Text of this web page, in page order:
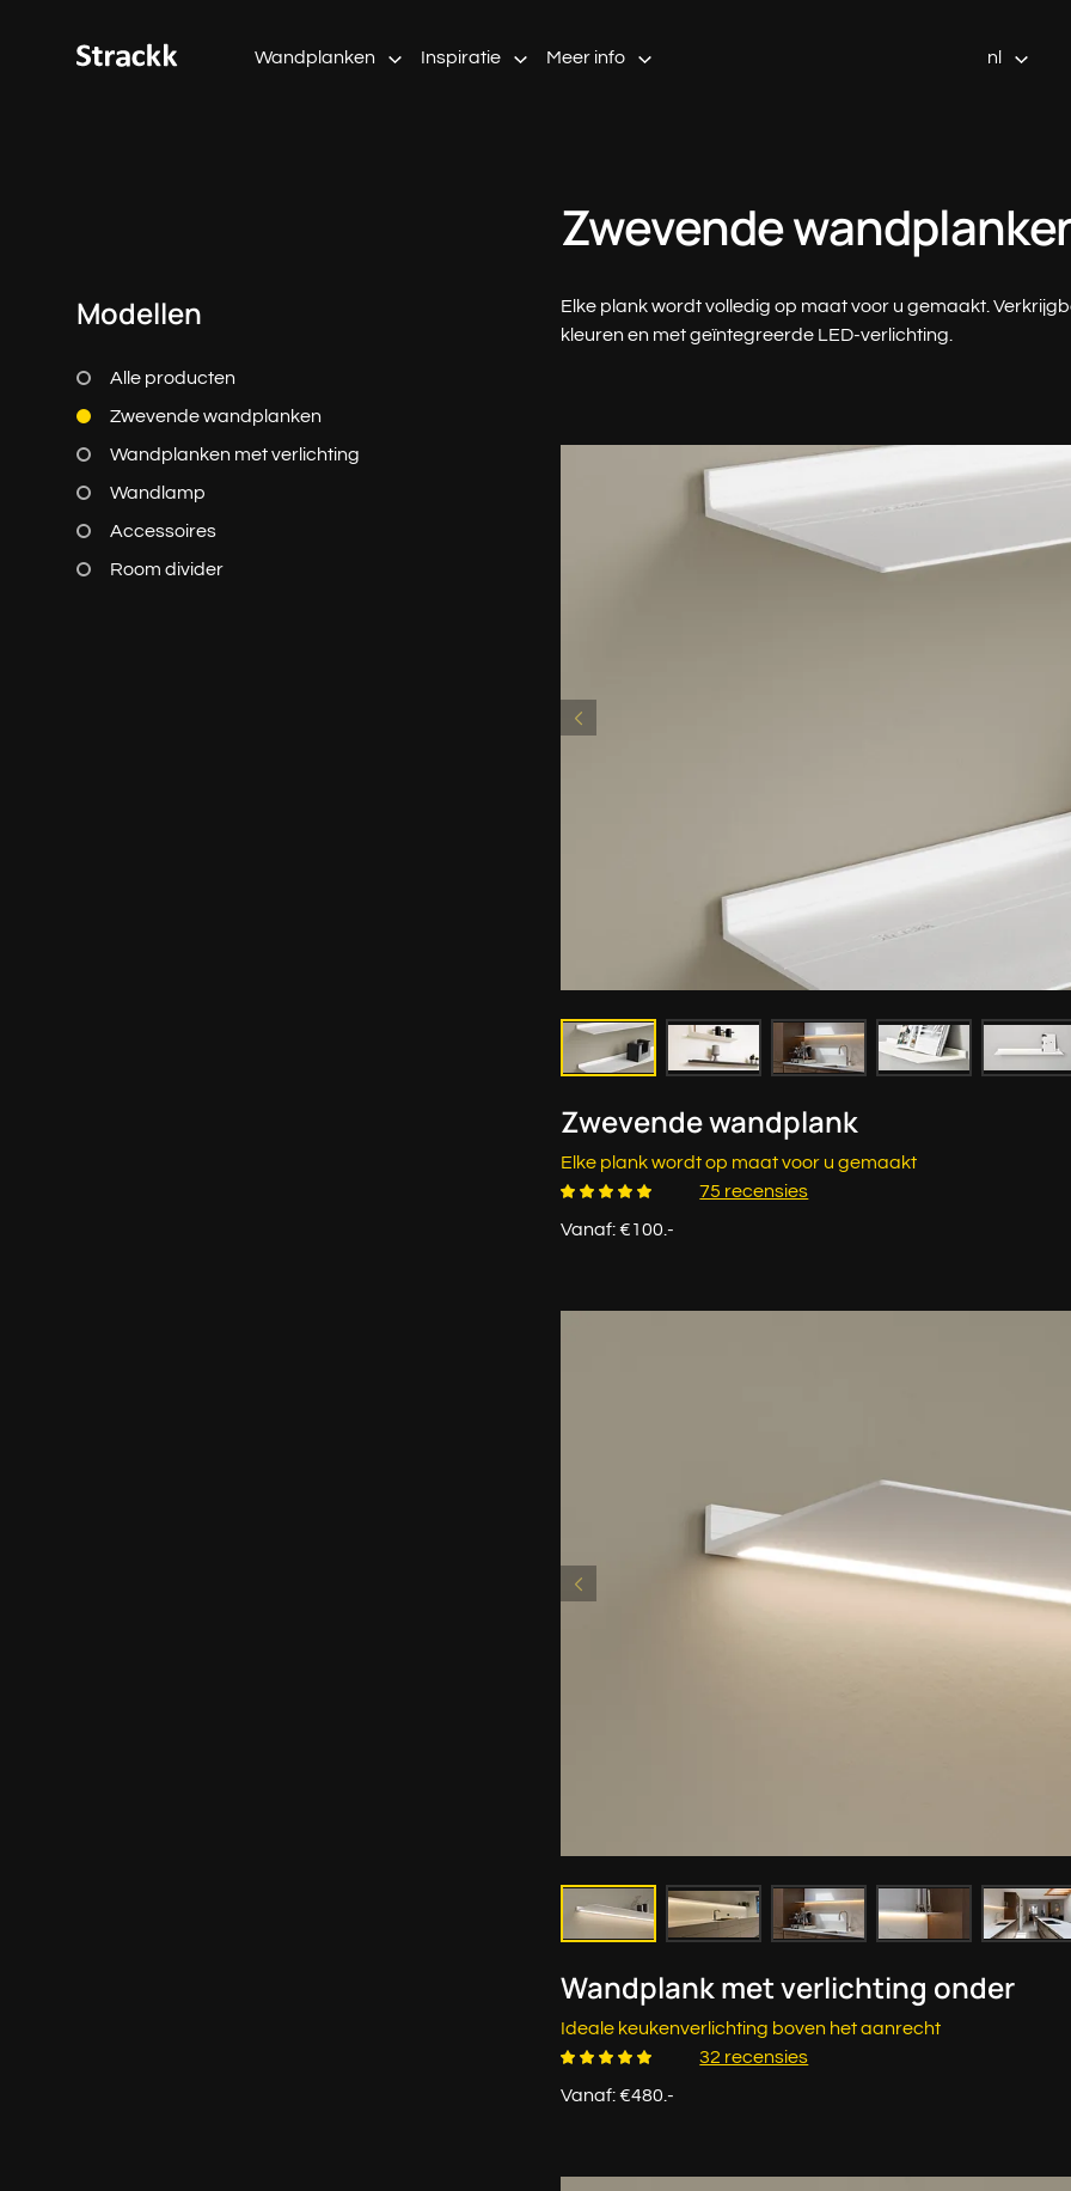
Wandplanken Inspiratie Meer info nl
Modellen
Alle producten
Zwevende wandplanken
Wandplanken met verlichting
Wandlamp
Accessoires
Room divider
Zwevende
Elke plank wordt volledig op maat voor u gemaakt.
kleuren en met geïntegreerde LED-verlichting.
Zwevende wandplank
Elke plank wordt op maat voor u gemaakt
75 recensies
Vanaf: €100.-
Wandplank met verlichting onder
Ideale keukenverlichting boven het aanrecht
32 recensies
Vanaf: €480.-